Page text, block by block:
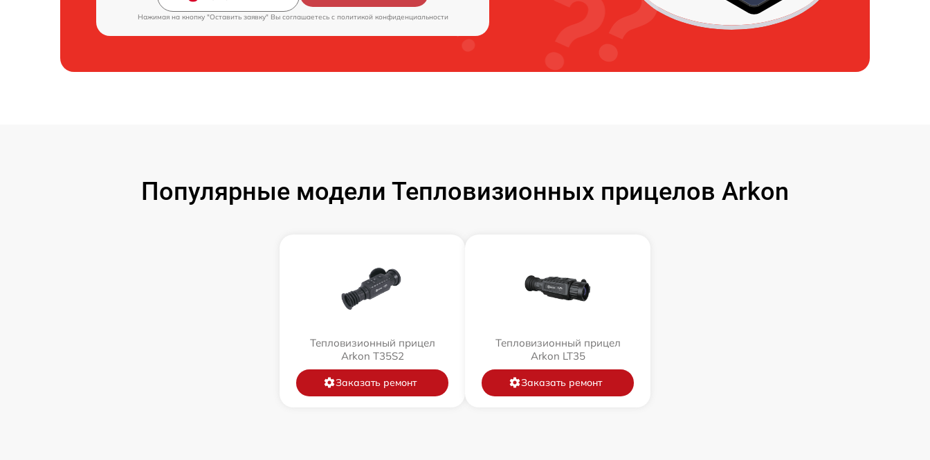
Нажимая на кнопку "Оставить заявку" Вы соглашаетесь c политикой конфиденциальности
Популярные модели Тепловизионных прицелов Arkon
Тепловизионный прицел
Arkon T35S2
Заказать ремонт
Тепловизионный прицел
Arkon LT35
Заказать ремонт